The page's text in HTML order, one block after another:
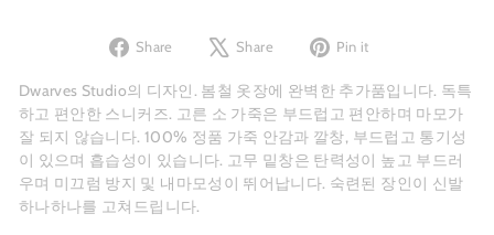
Share
Share
Facebook
Share
Tweet
X
Pin it
Pinterest
Dwarves Studio의 디자인. 봄철 옷장에 완벽한 추가품입니다. 독특
하고 편안한 스니커즈. 고른 소 가죽은 부드럽고 편안하며 마모가
잘 되지 않습니다. 100% 정품 가죽 안감과 깔창, 부드럽고 통기성
이 있으며 흡습성이 있습니다. 고무 밑창은 탄력성이 높고 부드러
우며 미끄럼 방지 및 내마모성이 뛰어납니다. 숙련된 장인이 신발
하나하나를 고쳐드립니다.